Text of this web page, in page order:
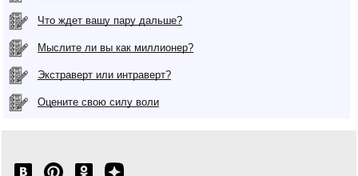
Что ждет вашу пару дальше?
Мыслите ли вы как миллионер?
Экстраверт или интраверт?
Оцените свою силу воли